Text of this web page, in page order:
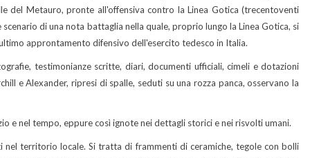
del Metauro, pronte all'offensiva contro la Linea Gotica (trecentoventi
di una nota battaglia nella quale, proprio lungo la Linea Gotica, si
approntamento difensivo dell'esercito tedesco in Italia.
testimonianze scritte, diari, documenti ufficiali, cimeli e dotazioni
e Alexander, ripresi di spalle, seduti su una rozza panca, osservano la
e nel tempo, eppure così ignote nei dettagli storici e nei risvolti umani.
territorio locale. Si tratta di frammenti di ceramiche, tegole con bolli